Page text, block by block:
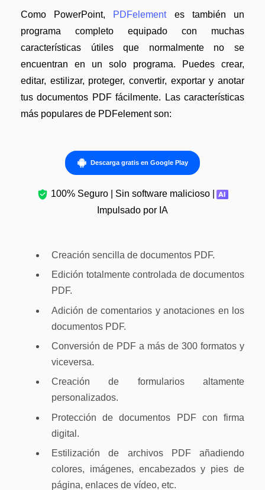
Como PowerPoint, PDFelementes también un
programa completo equipado con muchas
características útiles que normalmente no se
encuentran en un solo programa. Puedes crear,
editar, estilizar, proteger, convertir, exportar y anotar
tus documentos PDF fácilmente. Las características
más populares de PDFelement son:
Descarga gratis en Google Play
100% Seguro | Sin software malicioso |
Impulsado por IA
Creación sencilla de documentos PDF.
Edición totalmente controlada de documentos
PDF.
Adición de comentarios y anotaciones en los
documentos PDF.
Conversión de PDF a más de 300 formatos y
viceversa.
Creación de formularios altamente
personalizados.
Protección de documentos PDF con firma
digital.
Estilización de archivos PDF añadiendo
colores, imágenes, encabezados y pies de
página, enlaces de vídeo, etc.